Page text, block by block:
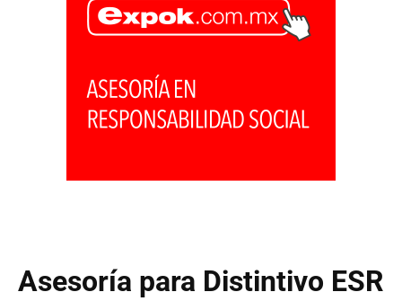
Asesoría para Distintivo ESR